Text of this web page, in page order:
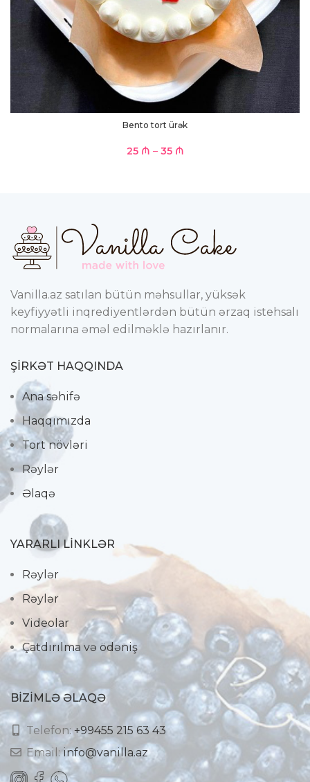
Bento tort ürək
25 ₼ – 35 ₼
Vanilla.az satılan bütün məhsullar, yüksək
keyfiyyətli inqrediyentlərdən bütün ərzaq istehsalı
normalarına əməl edilməklə hazırlanır.
ŞIRKƏT HAQQINDA
Ana səhifə
Haqqımızda
Tort növləri
Rəylər
Əlaqə
YARARLI LİNKLƏR
Rəylər
Rəylər
Videolar
Çatdırılma və ödəniş
BIZIMLƏ ƏLAQƏ
Telefon:+99455 215 63 43
Email:info@vanilla.az